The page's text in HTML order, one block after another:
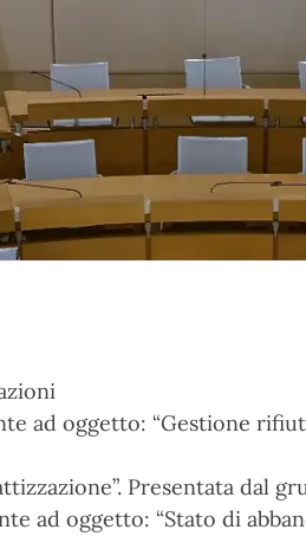
ad oggetto: “Gestione
Presentata dal
ad oggetto: “Stato di